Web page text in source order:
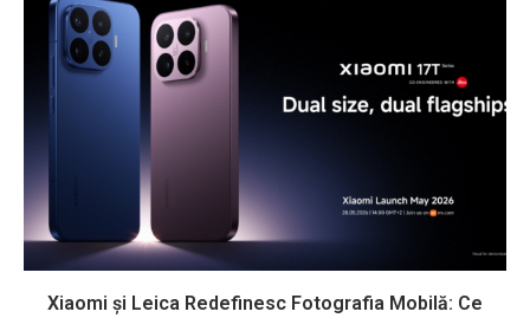
Xiaomi și Leica Redefinesc Fotografia Mobilă: Ce